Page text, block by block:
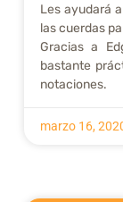
Les ayudará
las cuerdas
Gracias a
bastante
notaciones.
marzo 16,